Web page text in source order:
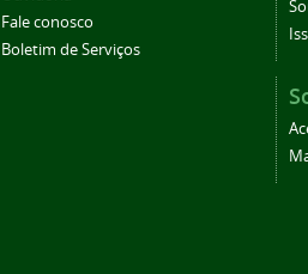
Fale conosco
Boletim de Serviços